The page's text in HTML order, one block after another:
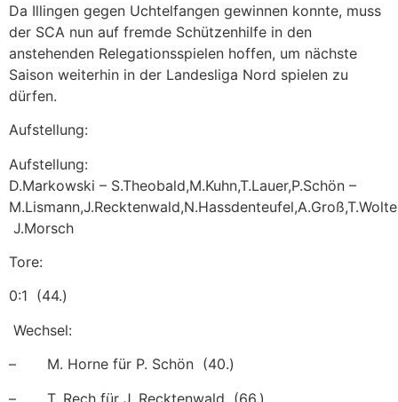
Da Illingen gegen Uchtelfangen gewinnen konnte, muss
der SCA nun auf fremde Schützenhilfe in den
anstehenden Relegationsspielen hoffen, um nächste
Saison weiterhin in der Landesliga Nord spielen zu
dürfen.
Aufstellung:
Aufstellung:
D.Markowski – S.Theobald,M.Kuhn,T.Lauer,P.Schön –
J.Morsch
Tore:
0:1 (44.)
Wechsel:
– M. Horne für P. Schön (40.)
– T. Rech für J. Recktenwald (66.)